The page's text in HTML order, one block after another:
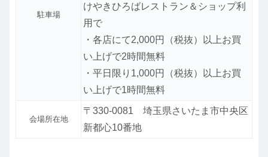
駐車場
けやきひろばレストラン＆ショップ利
用で
・各店にて2,000円（税抜）以上お買
い上げで2時間無料
・平日限り1,000円（税抜）以上お買
い上げで1時間無料
会場所在地
〒330-0081 埼玉県さいたま市中央区
新都心10番地